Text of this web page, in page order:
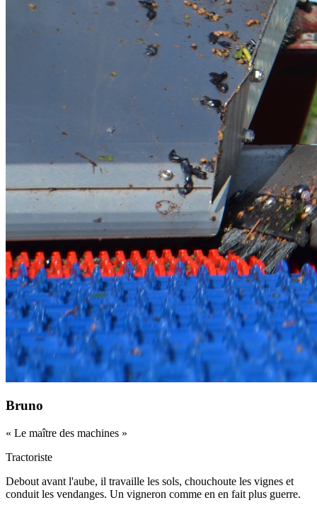
Bruno
« Le maître des machines »
Tractoriste
Debout avant l'aube, il travaille les sols, chouchoute les vignes et
conduit les vendanges. Un vigneron comme en en fait plus guerre.